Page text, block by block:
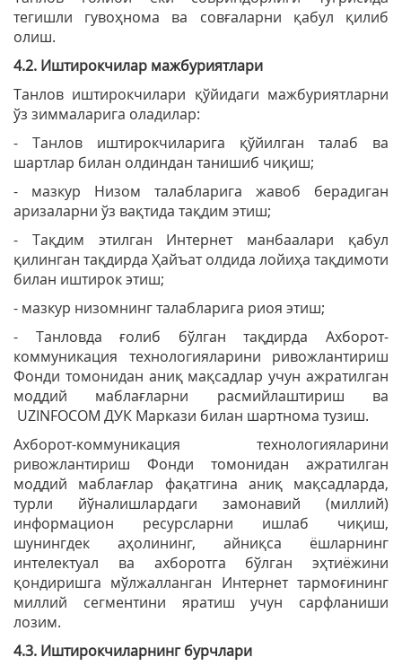
тегишли гувоҳнома ва совғаларни қабул қилиб
олиш.
4.2. Иштирокчилар мажбуриятлари
Танлов иштирокчилари қўйидаги мажбуриятларни
ўз зиммаларига оладилар:
- Танлов иштирокчиларига қўйилган талаб ва
шартлар билан олдиндан танишиб чиқиш;
- мазкур Низом талабларига жавоб берадиган
аризаларни ўз вақтида тақдим этиш;
- Тақдим этилган Интернет манбаалари қабул
қилинган тақдирда Ҳайъат олдида лойиҳа тақдимоти
билан иштирок этиш;
- мазкур низомнинг талабларига риоя этиш;
- Танловда ғолиб бўлган тақдирда Ахборот-
коммуникация технологияларини ривожлантириш
Фонди томонидан аниқ мақсадлар учун ажратилган
моддий маблағларни расмийлаштириш ва
UZINFOCOM ДУК Маркази билан шартнома тузиш.
Ахборот-коммуникация технологияларини
ривожлантириш Фонди томонидан ажратилган
моддий маблағлар фақатгина аниқ мақсадларда,
турли йўналишлардаги замонавий (миллий)
информацион ресурсларни ишлаб чиқиш,
шунингдек аҳолининг, айниқса ёшларнинг
интелектуал ва ахборотга бўлган эҳтиёжини
қондиришга мўлжалланган Интернет тармоғининг
миллий сегментини яратиш учун сарфланиши
лозим.
4.3. Иштирокчиларнинг бурчлари